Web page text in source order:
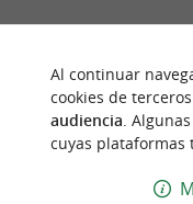
78 m - Anglet
Al continuar
cookies de
audiencia .
cuyas plataformas